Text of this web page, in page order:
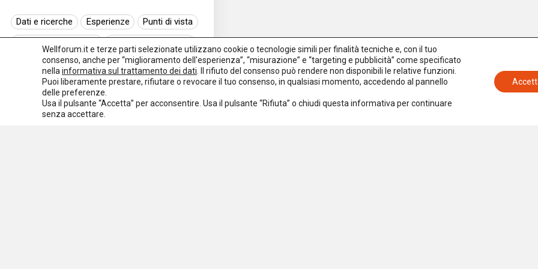
Dati e ricerche Esperienze
Punti di vista
Normativa europea
Rassegna normativa
I seminari di Welforum
Eventi
Spazio ai promotori
Wellforum.it e terze parti selezionate utilizzano cookie o tecnologie simili per finalità tecniche e, con il tuo
consenso, anche per “miglioramento dell'esperienza”, “misurazione” e “targeting e pubblicità” come specificato
nella informativa sul trattamento dei dati . Il rifiuto del consenso può rendere non disponibili le relative funzioni.
Puoi liberamente prestare, rifiutare o revocare il tuo consenso, in qualsiasi momento, accedendo al pannello
delle preferenze.
Usa il pulsante “Accetta” per acconsentire. Usa il pulsante “Rifiuta” o chiudi questa informativa per continuare
senza accettare.